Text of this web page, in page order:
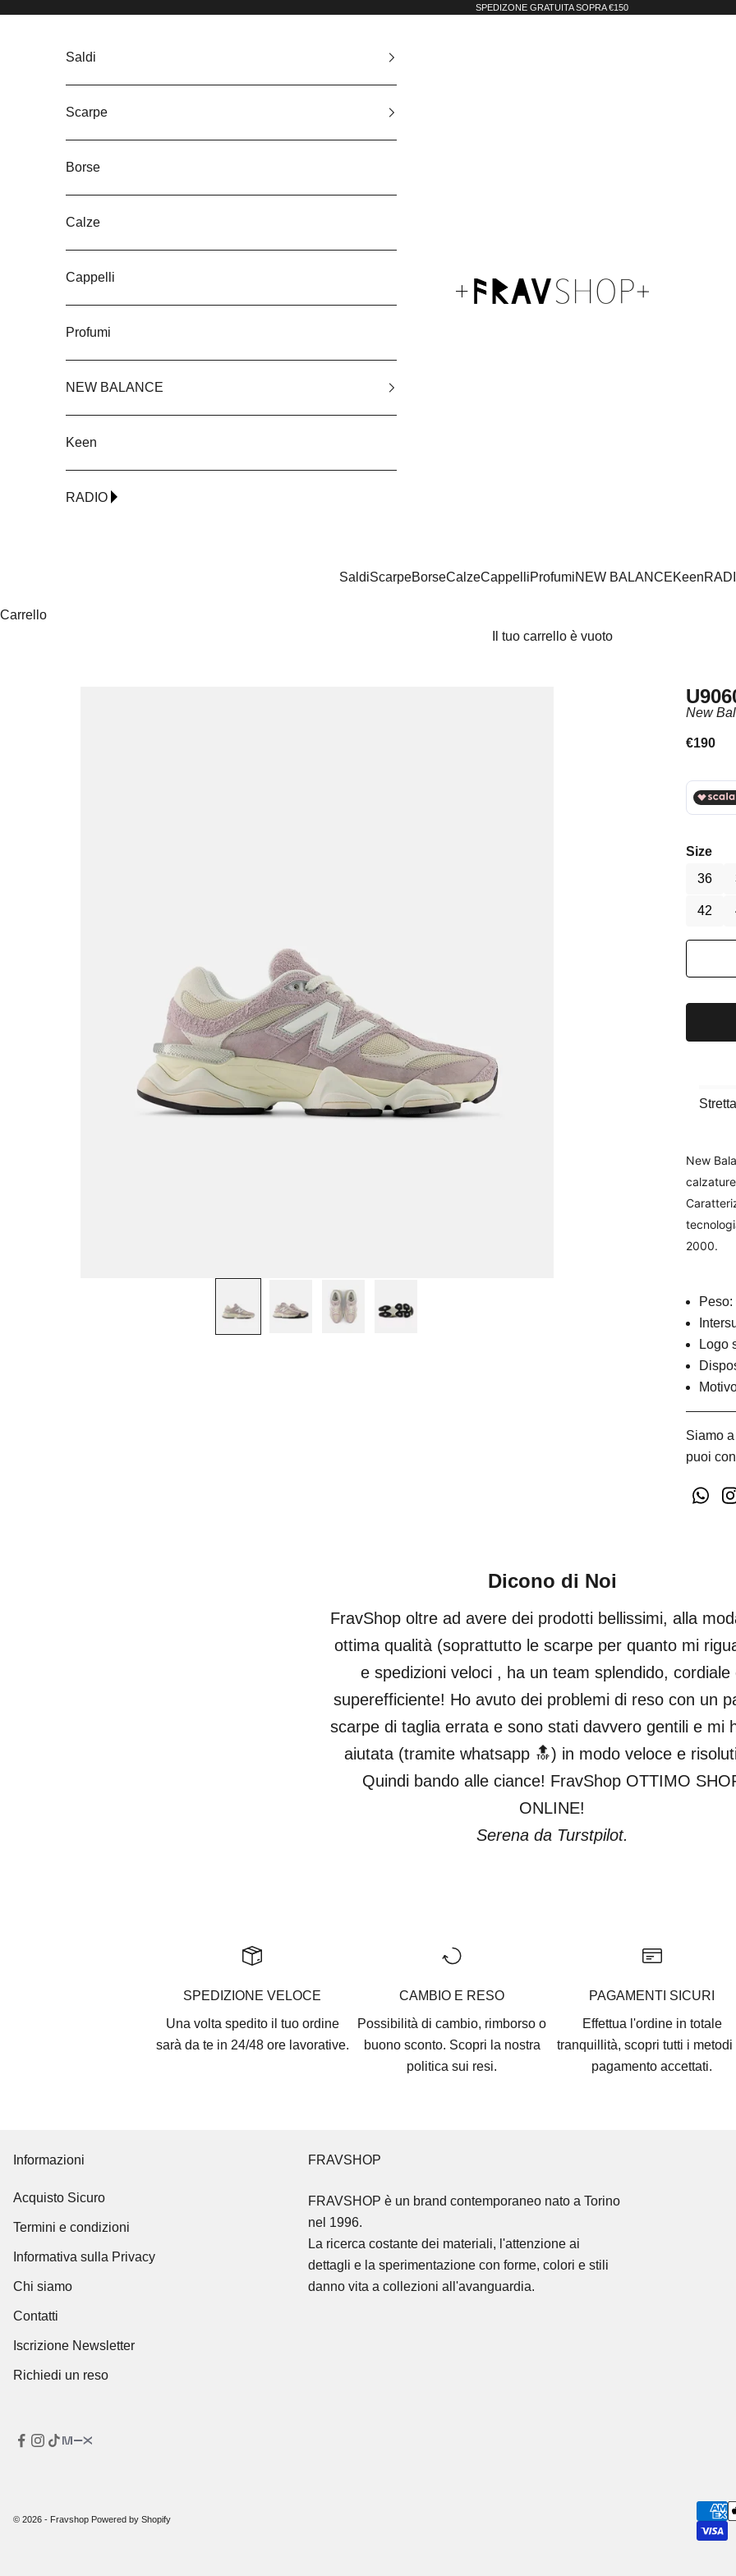
SPEDIZONE GRATUITA SOPRA €150
Fravshop
SaldiScarpeBorseCalzeCappelliProfumiNEW BALANCEKeen
Saldi
Scarpe
Borse
Calze
Cappelli
Profumi
NEW BALANCE
Keen
RADIO
Carrello
Il tuo carrello è vuoto
New
Prezzo
€190
Size
36
42
Stretta
New
2000.
Logo
Siamo
puoi
Dicono di Noi
FravShop oltre ad avere dei prodotti bellissimi, alla
ottima qualità (soprattutto le scarpe per quanto mi
e spedizioni veloci , ha un team splendido, cordiale
superefficiente! Ho avuto dei problemi di reso con un
scarpe di taglia errata e sono stati davvero gentili e mi
aiutata (tramite whatsapp 🔝) in modo veloce e
Quindi bando alle ciance! FravShop OTTIMO
ONLINE!
Serena da Turstpilot.
SPEDIZIONE VELOCE
Una volta spedito il tuo ordine
sarà da te in 24/48 ore lavorative.
CAMBIO E RESO
Possibilità di cambio, rimborso o
buono sconto. Scopri la nostra
politica sui resi.
PAGAMENTI SICURI
Effettua l'ordine in totale
tranquillità, scopri tutti i metodi
pagamento accettati.
Informazioni
Acquisto Sicuro
Termini e condizioni
Informativa sulla Privacy
Chi siamo
Contatti
Iscrizione Newsletter
Richiedi un reso
FRAVSHOP
FRAVSHOP è un brand contemporaneo nato a Torino
nel 1996.
La ricerca costante dei materiali, l'attenzione ai
dettagli e la sperimentazione con forme, colori e stili
danno vita a collezioni all'avanguardia.
© 2026 - Fravshop Powered by Shopify